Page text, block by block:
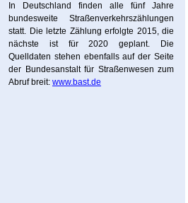
In Deutschland finden alle fünf Jahre
bundesweite Straßenverkehrszählungen
statt. Die letzte Zählung erfolgte 2015, die
nächste ist für 2020 geplant. Die
Quelldaten stehen ebenfalls auf der Seite
der Bundesanstalt für Straßenwesen zum
Abruf breit: www.bast.de